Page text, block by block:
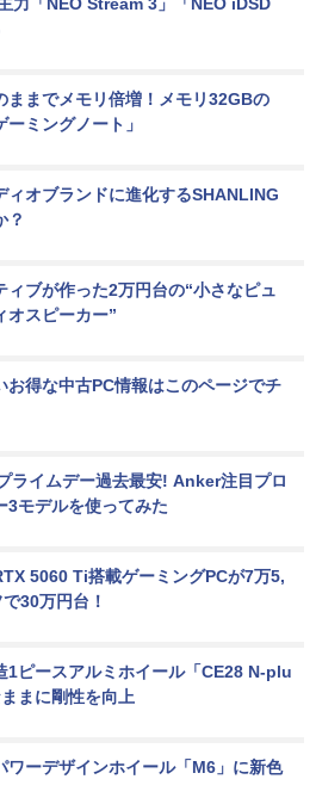
ままでメモリ倍増！メモリ32GBの
ーミングノート」
ィオブランドに進化するSHANLING
？
ィブが作った2万円台の“小さなピュ
オスピーカー”
お得な中古PC情報はこのページでチ
ライムデー過去最安! Anker注目プロ
3モデルを使ってみた
5060 Ti搭載ゲーミングPCが7万5,
30万円台！
1ピースアルミホイール「CE28 N-plu
まに剛性を向上
ワーデザインホイール「M6」に新色